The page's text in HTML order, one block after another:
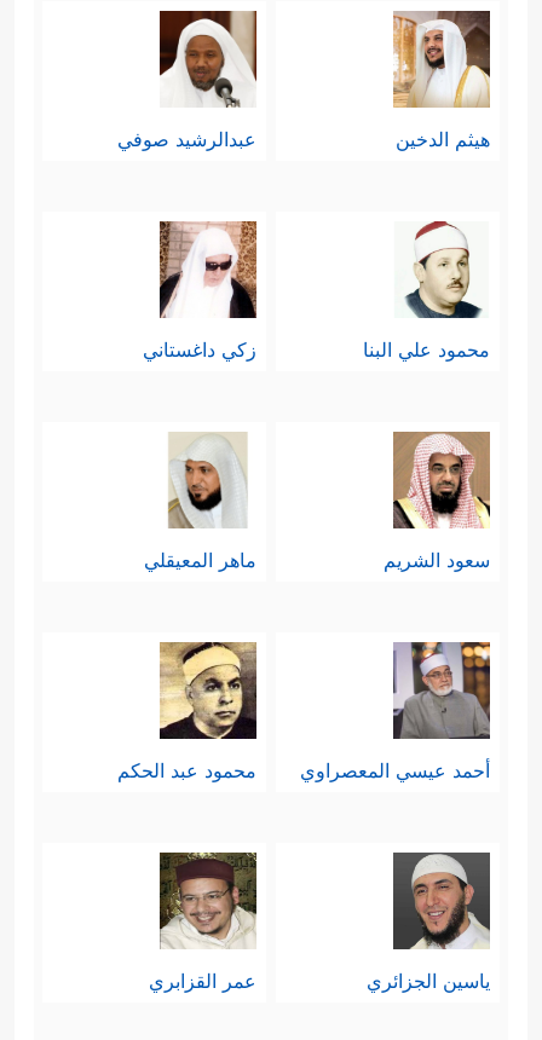
هيثم الدخين عبدالرشيد صوفي
محمود علي البنا زكي داغستاني
سعود الشريم ماهر المعيقلي
أحمد عيسي المعصراوي محمود عبد الحكم
ياسين الجزائري عمر القزابري